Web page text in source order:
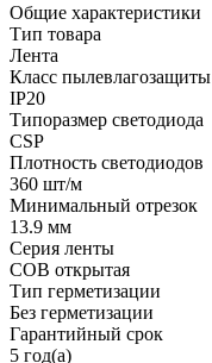
Общие характеристики
Тип товара
Лента
Класс пылевлагозащиты
IP20
Типоразмер светодиода
CSP
Плотность светодиодов
360 шт/м
Минимальный отрезок
13.9 мм
Серия ленты
COB открытая
Тип герметизации
Без герметизации
Гарантийный срок
5 год(а)